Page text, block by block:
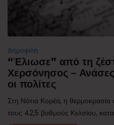
Δημοφιλή
“Έλιωσε” από τη
Χερσόνησος –
οι πολίτες
Στη Νότια Κορέα, η
τους 42,5 βαθμούς Κελσίου,